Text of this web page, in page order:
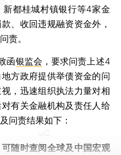
都桂城村镇银行等4家金
、收回违规融资资金外，
责。
函银监会 ，要求问责上述4
方政府提供举债资金的问
，迅速组织执法力量对相
有关金融机构及责任人给
问责结果如下：
可随时查阅全球及中国宏观